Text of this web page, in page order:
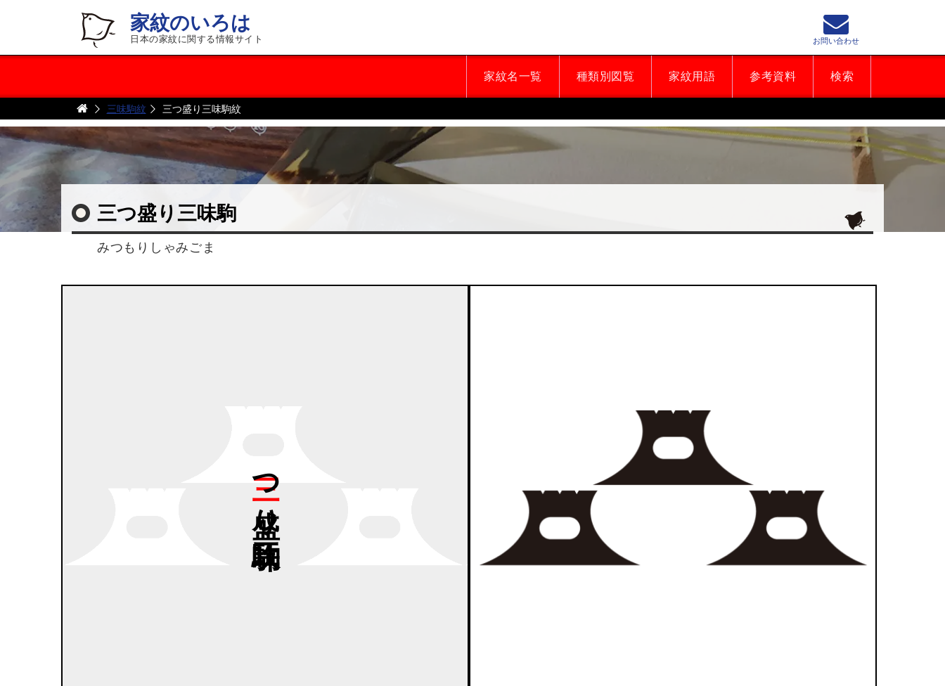
家紋のいろは
日本の家紋に関する情報サイト
家紋名一覧 種類別図覧 家紋用語 参考資料 検索
お問い合わせ
三味駒紋 三つ盛り三味駒紋
三つ盛り三味駒
みつもりしゃみごま
三味駒